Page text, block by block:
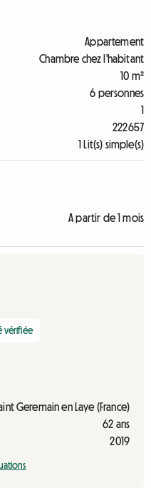
Appartement
Chambre chez l'habitant
10 m²
6 personnes
1
222657
1 Lit(s) simple(s)
A partir de 1 mois
vérifiée
Geremain en Laye (France)
62 ans
2019